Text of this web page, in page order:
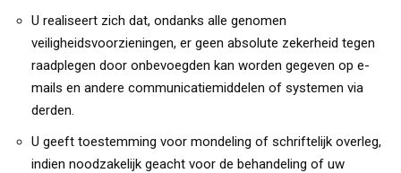
U realiseert zich dat, ondanks alle genomen
veiligheidsvoorzieningen, er geen absolute zekerheid tegen
raadplegen door onbevoegden kan worden gegeven op e-
mails en andere communicatiemiddelen of systemen via
derden.
U geeft toestemming voor mondeling of schriftelijk overleg,
indien noodzakelijk geacht voor de behandeling of uw